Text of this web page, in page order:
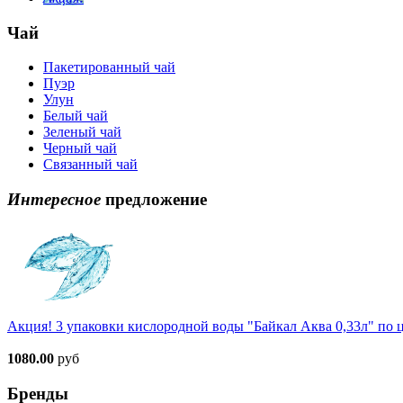
Чай
Пакетированный чай
Пуэр
Улун
Белый чай
Зеленый чай
Черный чай
Связанный чай
Интересное предложение
Акция! 3 упаковки кислородной воды "Байкал Аква 0,33л" по
1080.00 руб
Бренды